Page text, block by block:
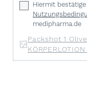
Hiermit
medipharma.de
Packshot 1